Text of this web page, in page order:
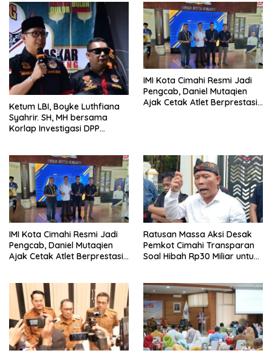
Ketum LBI, Boyke Luthfiana
Syahrir. SH, MH bersama
Korlap Investigasi DPP
Pembangunan Datatel
Diduga Belum Berizin di
Parungponteng,
IMI Kota Cimahi Resmi Jadi
Pengcab, Daniel Mutaqien
Ajak Cetak Atlet Berprestasi
IMI Kota Cimahi Resmi Jadi
Pengcab, Daniel Mutaqien
Ajak Cetak Atlet Berprestasi
Ratusan Massa Aksi Desak
Pemkot Cimahi Transparan
Soal Hibah Rp30 Miliar untuk